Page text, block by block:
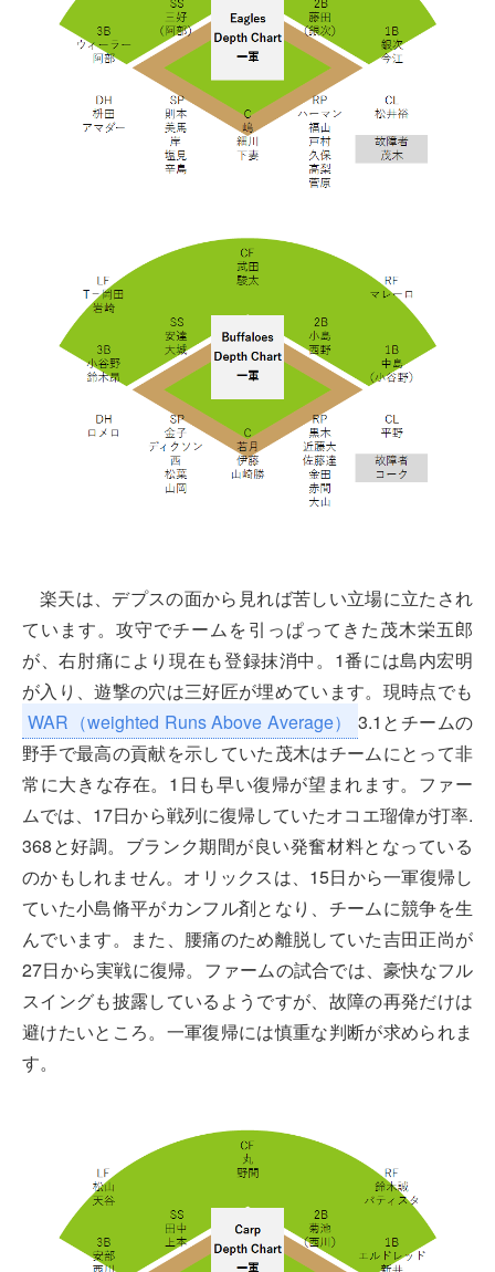
楽天は、デプスの面から見れば苦しい立場に立たされ
ています。攻守でチームを引っぱってきた茂木栄五郎
が、右肘痛により現在も登録抹消中。1番には島内宏明
が入り、遊撃の穴は三好匠が埋めています。現時点でも
WAR（weighted Runs Above Average）
3.1とチームの
野手で最高の貢献を示していた茂木はチームにとって非
常に大きな存在。1日も早い復帰が望まれます。ファー
ムでは、17日から戦列に復帰していたオコエ瑠偉が打率.
368と好調。ブランク期間が良い発奮材料となっている
のかもしれません。オリックスは、15日から一軍復帰し
ていた小島脩平がカンフル剤となり、チームに競争を生
んでいます。また、腰痛のため離脱していた吉田正尚が
27日から実戦に復帰。ファームの試合では、豪快なフル
スイングも披露しているようですが、故障の再発だけは
避けたいところ。一軍復帰には慎重な判断が求められま
す。